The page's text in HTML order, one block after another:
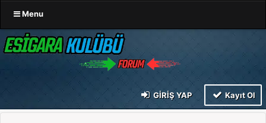
Menu
GIRIŞ YAP Kayıt Ol